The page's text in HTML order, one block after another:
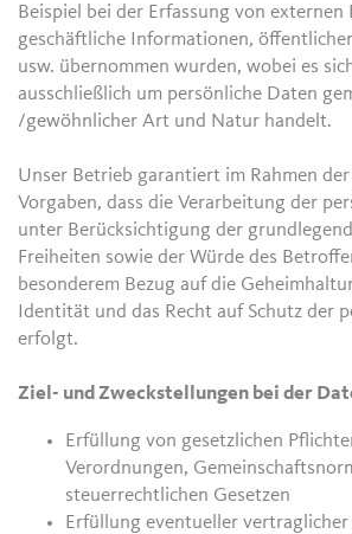
Beispiel bei der Erfassung von externen
geschäftliche Informationen,
usw. übernommen wurden, wobei es
ausschließlich um persönliche Daten
/gewöhnlicher Art und Natur handelt.
Unser Betrieb garantiert im Rahmen
Vorgaben, dass die Verarbeitung der
unter Berücksichtigung der
Freiheiten sowie der Würde des
besonderem Bezug auf die
Identität und das Recht auf Schutz der
erfolgt.
Ziel- und Zweckstellungen bei der
Erfüllung von gesetzlichen
Verordnungen,
steuerrechtlichen Gesetzen
Erfüllung eventueller